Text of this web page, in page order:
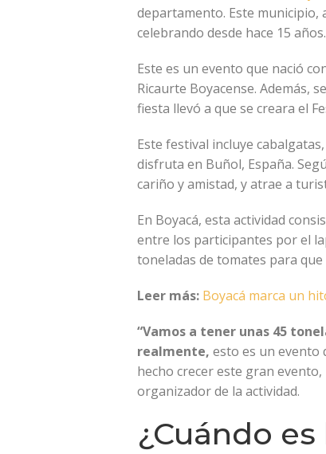
departamento. Este municipio,
celebrando desde hace 15 años.
Este es un evento que nació
Ricaurte Boyacense. Además,
fiesta llevó a que se creara el
Este festival incluye
disfruta en Buñol, España.
cariño y amistad, y atrae a
En Boyacá, esta actividad
entre los participantes por el
toneladas de tomates para
Leer más: Boyacá marca un
“Vamos a tener unas 45
realmente, esto es un evento
hecho crecer este gran
organizador de la actividad.
¿Cuándo